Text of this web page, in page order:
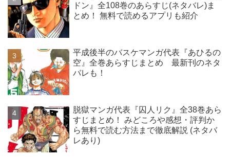
ドン』全108巻のあらすじ(ネタバレ)ま
とめ！ 無料で読めるアプリも紹介
平成後半のバスケマンガ代表『あひるの
空』全巻あらすじまとめ 最新刊のネタ
バレも！
脱獄マンガ代表『囚人リク』全38巻あら
すじまとめ！ みどころや感想・評判か
ら無料で読む方法まで徹底解説 (ネタバ
レあり)